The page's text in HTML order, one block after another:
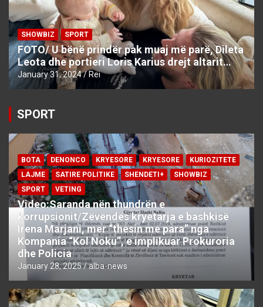
SHOWBIZ SPORT
FOTO/ U bënë prindër pak muaj më parë, Dileta
Leota dhe portieri Loris Karius drejt altarit…
January 31, 2024 Rei
SPORT
BOTA DENONCO KRYESORE KRYESORE
KURIOZITETE
LAJME
SATIRE POLITIKE SHENDETI+
SHOWBIZ
SPORT
VETING
Video:Saranda nën thundrën e
korrupsionit/Zëvëndës kryetarja e bashkisë
Irena Marjani, mer “thesin me para” nga
Kompania “Kol Noku”, e implikuar Prokuroria
dhe Policia
January 28, 2025 alba-news